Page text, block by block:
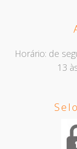
Horário: de
13